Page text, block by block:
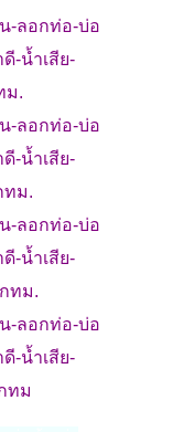
-ลอกท่อ-บ่อ
-น้ำเสีย-
ม.
-ลอกท่อ-บ่อ
-น้ำเสีย-
ทม.
-ลอกท่อ-บ่อ
-น้ำเสีย-
ทม.
-ลอกท่อ-บ่อ
-น้ำเสีย-
ทม